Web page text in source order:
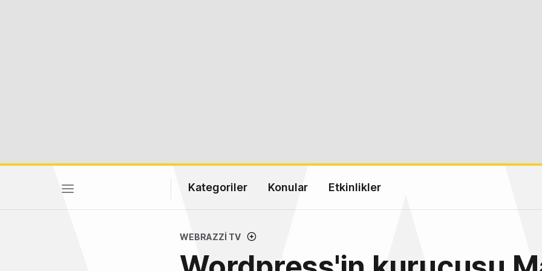
Kategoriler Konular Etkinlikler
WEBRAZZI TV